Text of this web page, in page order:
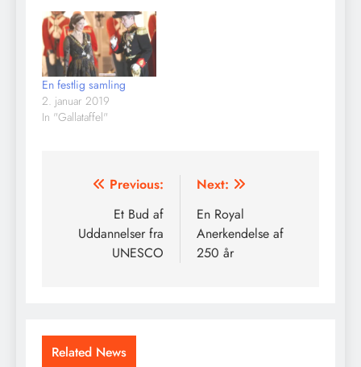
En festlig samling
2. januar 2019
In "Gallataffel"
Indlægsnavigation
Previous:
Et Bud af
Uddannelser fra
UNESCO
Next:
En Royal
Anerkendelse af
250 år
Related News